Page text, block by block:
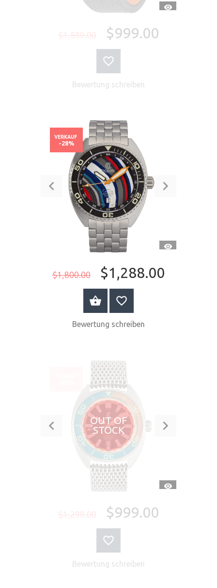
$1,599.00 $999.00
Bewertung schreiben
$1,800.00 $1,288.00
VERKAUF
-28%
JETZT KAUFEN
Bewertung schreiben
OUT OF
STOCK
$1,299.00 $999.00
Bewertung schreiben